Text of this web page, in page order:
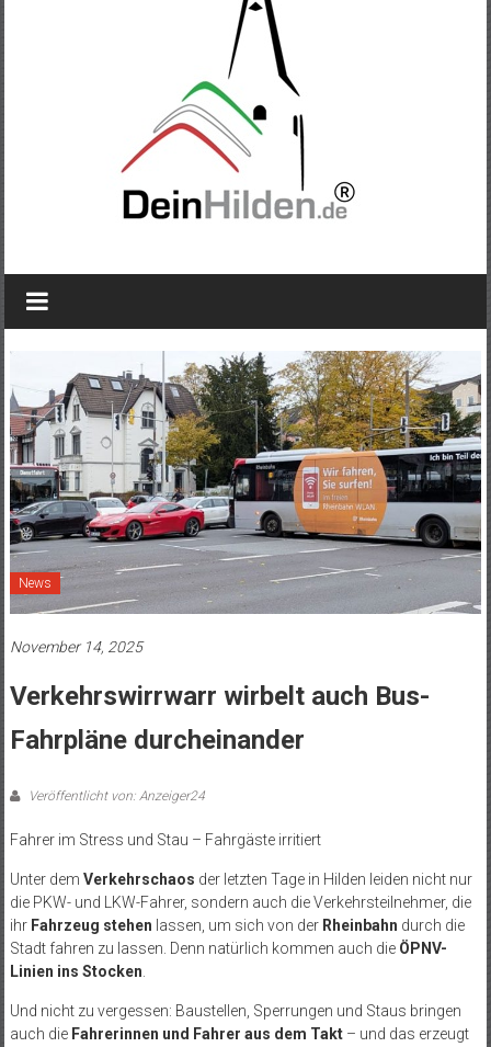
News
November 14, 2025
Verkehrswirrwarr wirbelt auch Bus-
Fahrpläne durcheinander
Veröffentlicht von: Anzeiger24
Fahrer im Stress und Stau – Fahrgäste irritiert
Unter dem Verkehrschaos der letzten Tage in Hilden leiden nicht nur
die PKW- und LKW-Fahrer, sondern auch die Verkehrsteilnehmer, die
ihr Fahrzeug stehen lassen, um sich von der Rheinbahn durch die
Stadt fahren zu lassen. Denn natürlich kommen auch die ÖPNV-
Linien ins Stocken.
Und nicht zu vergessen: Baustellen, Sperrungen und Staus bringen
auch die Fahrerinnen und Fahrer aus dem Takt– und das erzeugt